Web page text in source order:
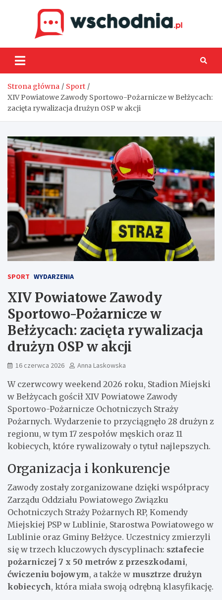
Strona główna
Sport
XIV Powiatowe Zawody Sportowo-Pożarnicze w Bełżycach:
zacięta rywalizacja drużyn OSP w akcji
SPORT WYDARZENIA
XIV Powiatowe Zawody
Sportowo-Pożarnicze w
Bełżycach: zacięta rywalizacja
drużyn OSP w akcji
16 czerwca 2026 Anna Laskowska
W czerwcowy weekend 2026 roku, Stadion Miejski
w Bełżycach gościł XIV Powiatowe Zawody
Sportowo-Pożarnicze Ochotniczych Straży
Pożarnych. Wydarzenie to przyciągnęło 28 drużyn z
regionu, w tym 17 zespołów męskich oraz 11
kobiecych, które rywalizowały o tytuł najlepszych.
Organizacja i konkurencje
Zawody zostały zorganizowane dzięki współpracy
Zarządu Oddziału Powiatowego Związku
Ochotniczych Straży Pożarnych RP, Komendy
Miejskiej PSP w Lublinie, Starostwa Powiatowego w
Lublinie oraz Gminy Bełżyce. Uczestnicy zmierzyli
się w trzech kluczowych dyscyplinach: sztafecie
pożarniczej 7 x 50 metrów z przeszkodami,
ćwiczeniu bojowym, a także w musztrze drużyn
kobiecych, która miała swoją odrębną klasyfikację.